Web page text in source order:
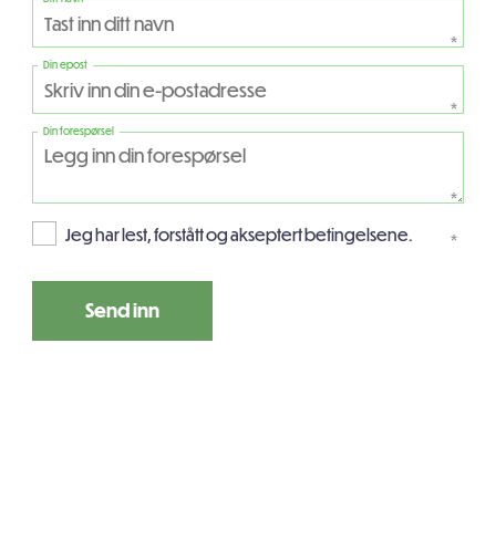
*
Din epost
*
Din forespørsel
*
Jeg har lest, forstått og akseptert betingelsene. *